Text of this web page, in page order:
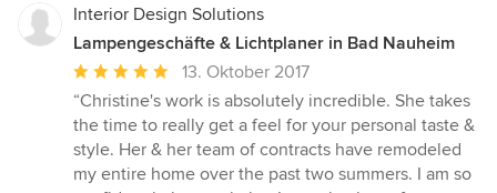
Interior Design Solutions
Lampengeschäfte & Lichtplaner in Bad Nauheim
Durchschnittliche
Bewertung:
5
von
5
13. Oktober 2017
“Christine's work is absolutely incredible. She takes
the time to really get a feel for your personal taste &
style. Her & her team of contracts have remodeled
my entire home over the past two summers. I am so